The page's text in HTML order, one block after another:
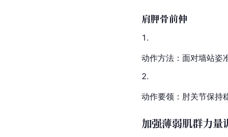
肩胛骨前伸
动作方法：面对墙站姿
动作要领：肘关节保持
加强薄弱肌群力量